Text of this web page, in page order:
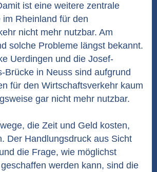
ist eine weitere zentrale
im Rheinland für den
nicht mehr nutzbar. Am
solche Probleme längst bekannt.
Uerdingen und die Josef-
Brücke in Neuss sind aufgrund
für den Wirtschaftsverkehr kaum
gar nicht mehr nutzbar.
die Zeit und Geld kosten,
Der Handlungsdruck aus Sicht
die Frage, wie möglichst
werden kann, sind die